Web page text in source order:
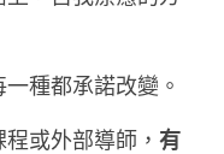
種都承諾改變。
或外部導師， 有